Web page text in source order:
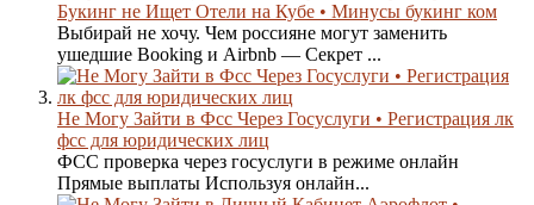
Букинг не Ищет Отели на Кубе • Минусы букинг ком
Выбирай не хочу. Чем россияне могут заменить
ушедшие Booking и Airbnb — Секрет ...
Не Могу Зайти в Фсс Через Госуслуги • Регистрация лк
фсс для юридических лиц
ФСС проверка через госуслуги в режиме онлайн
Прямые выплаты Используя онлайн...